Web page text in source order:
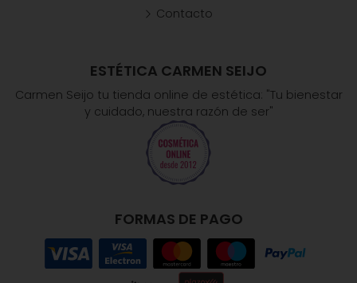
ESTÉTICA CARMEN SEIJO
Carmen Seijo tu tienda online de estética: "Tu bienestar
y cuidado, nuestra razón de ser"
FORMAS DE PAGO
Contacto